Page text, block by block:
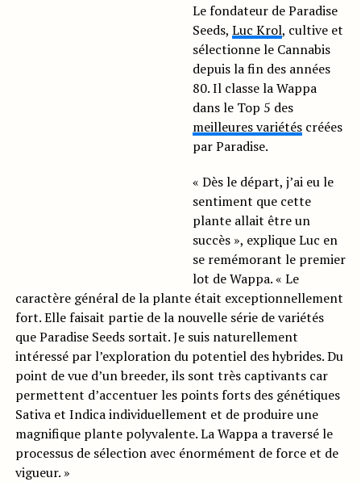
Le fondateur de Paradise
Seeds, Luc Krol, cultive et
sélectionne le Cannabis
depuis la fin des années
80. Il classe la Wappa
dans le Top 5 des
meilleures variétéscréées
par Paradise.
« Dès le départ, j’ai eu le
sentiment que cette
plante allait être un
succès », explique Luc en
se remémorant le premier
lot de Wappa. « Le
caractère général de la plante était exceptionnellement
fort. Elle faisait partie de la nouvelle série de variétés
que Paradise Seeds sortait. Je suis naturellement
intéressé par l’exploration du potentiel des hybrides. Du
point de vue d’un breeder, ils sont très captivants car
permettent d’accentuer les points forts des génétiques
Sativa et Indica individuellement et de produire une
magnifique plante polyvalente. La Wappa a traversé le
processus de sélection avec énormément de force et de
vigueur. »